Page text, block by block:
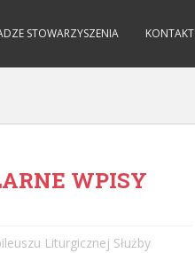
STOWARZYSZENIA KONTAKT
WPISY
Liturgicznej Służby